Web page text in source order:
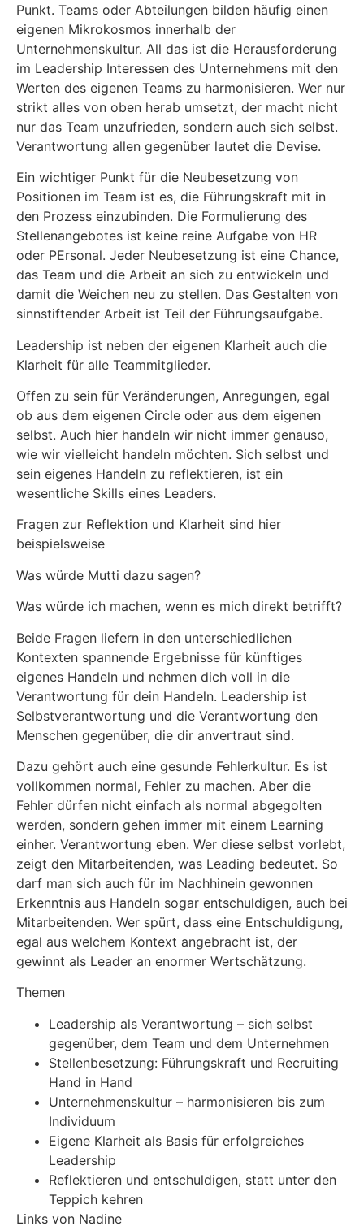
Punkt. Teams oder Abteilungen bilden häufig einen
eigenen Mikrokosmos innerhalb der
Unternehmenskultur. All das ist die Herausforderung
im Leadership Interessen des Unternehmens mit den
Werten des eigenen Teams zu harmonisieren. Wer nur
strikt alles von oben herab umsetzt, der macht nicht
nur das Team unzufrieden, sondern auch sich selbst.
Verantwortung allen gegenüber lautet die Devise.
Ein wichtiger Punkt für die Neubesetzung von
Positionen im Team ist es, die Führungskraft mit in
den Prozess einzubinden. Die Formulierung des
Stellenangebotes ist keine reine Aufgabe von HR
oder PErsonal. Jeder Neubesetzung ist eine Chance,
das Team und die Arbeit an sich zu entwickeln und
damit die Weichen neu zu stellen. Das Gestalten von
sinnstiftender Arbeit ist Teil der Führungsaufgabe.
Leadership ist neben der eigenen Klarheit auch die
Klarheit für alle Teammitglieder.
Offen zu sein für Veränderungen, Anregungen, egal
ob aus dem eigenen Circle oder aus dem eigenen
selbst. Auch hier handeln wir nicht immer genauso,
wie wir vielleicht handeln möchten. Sich selbst und
sein eigenes Handeln zu reflektieren, ist ein
wesentliche Skills eines Leaders.
Fragen zur Reflektion und Klarheit sind hier
beispielsweise
Was würde Mutti dazu sagen?
Was würde ich machen, wenn es mich direkt betrifft?
Beide Fragen liefern in den unterschiedlichen
Kontexten spannende Ergebnisse für künftiges
eigenes Handeln und nehmen dich voll in die
Verantwortung für dein Handeln. Leadership ist
Selbstverantwortung und die Verantwortung den
Menschen gegenüber, die dir anvertraut sind.
Dazu gehört auch eine gesunde Fehlerkultur. Es ist
vollkommen normal, Fehler zu machen. Aber die
Fehler dürfen nicht einfach als normal abgegolten
werden, sondern gehen immer mit einem Learning
einher. Verantwortung eben. Wer diese selbst vorlebt,
zeigt den Mitarbeitenden, was Leading bedeutet. So
darf man sich auch für im Nachhinein gewonnen
Erkenntnis aus Handeln sogar entschuldigen, auch bei
Mitarbeitenden. Wer spürt, dass eine Entschuldigung,
egal aus welchem Kontext angebracht ist, der
gewinnt als Leader an enormer Wertschätzung.
Themen
Leadership als Verantwortung – sich selbst
gegenüber, dem Team und dem Unternehmen
Stellenbesetzung: Führungskraft und Recruiting
Hand in Hand
Unternehmenskultur – harmonisieren bis zum
Individuum
Eigene Klarheit als Basis für erfolgreiches
Leadership
Reflektieren und entschuldigen, statt unter den
Teppich kehren
Links von Nadine